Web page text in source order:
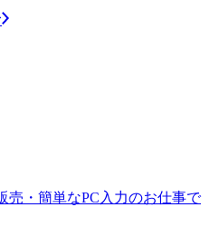
売・簡単なPC入力のお仕事で